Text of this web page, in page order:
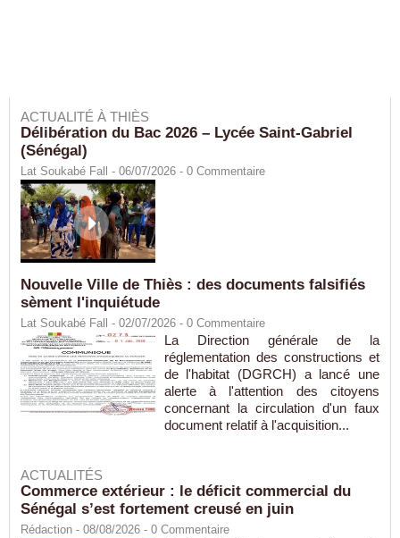
ACTUALITÉ À THIÈS
Délibération du Bac 2026 – Lycée Saint-Gabriel
(Sénégal)
Lat Soukabé Fall - 06/07/2026 - 0 Commentaire
Nouvelle Ville de Thiès : des documents falsifiés
sèment l'inquiétude
Lat Soukabé Fall - 02/07/2026 - 0 Commentaire
La Direction générale de la
réglementation des constructions et
de l'habitat (DGRCH) a lancé une
alerte à l'attention des citoyens
concernant la circulation d'un faux
document relatif à l'acquisition...
ACTUALITÉS
Commerce extérieur : le déficit commercial du
Sénégal s’est fortement creusé en juin
Rédaction - 08/08/2026 - 0 Commentaire